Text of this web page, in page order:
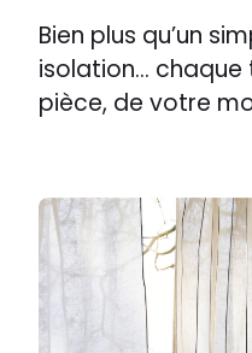
Bien plus qu’un
isolation… chaque
pièce, de votre